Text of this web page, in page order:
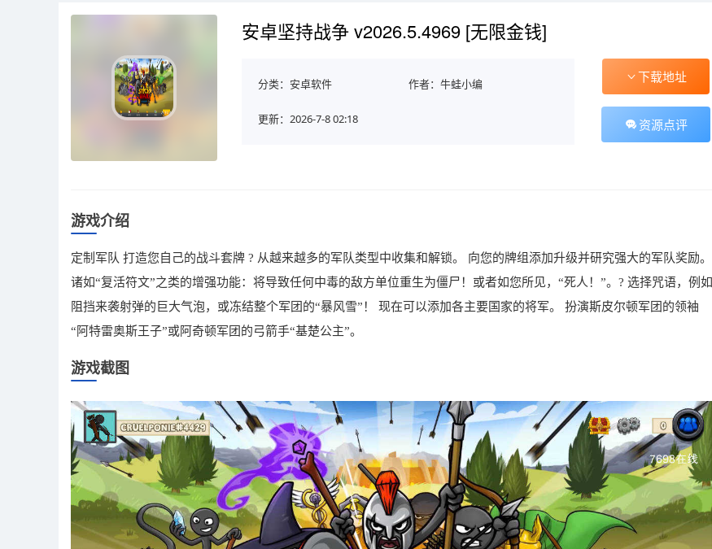
安卓坚持战争 v2026.5.4969 [无限金钱]
分类： 安卓软件 作者：牛蛙小编
更新：2026-7-8 02:18
下载地址
资源点评
游戏介绍
定制军队 打造您自己的战斗套牌 ? 从越来越多的军队类型中收集和解锁。 向您的牌组添加升级并研究强大的军队奖励。
诸如“复活符文”之类的增强功能：将导致任何中毒的敌方单位重生为僵尸！或者如您所见，“死人！”。? 选择咒语，例如
阻挡来袭射弹的巨大气泡，或冻结整个军团的“暴风雪”！ 现在可以添加各主要国家的将军。 扮演斯皮尔顿军团的领袖
“阿特雷奥斯王子”或阿奇顿军团的弓箭手“基楚公主”。
游戏截图